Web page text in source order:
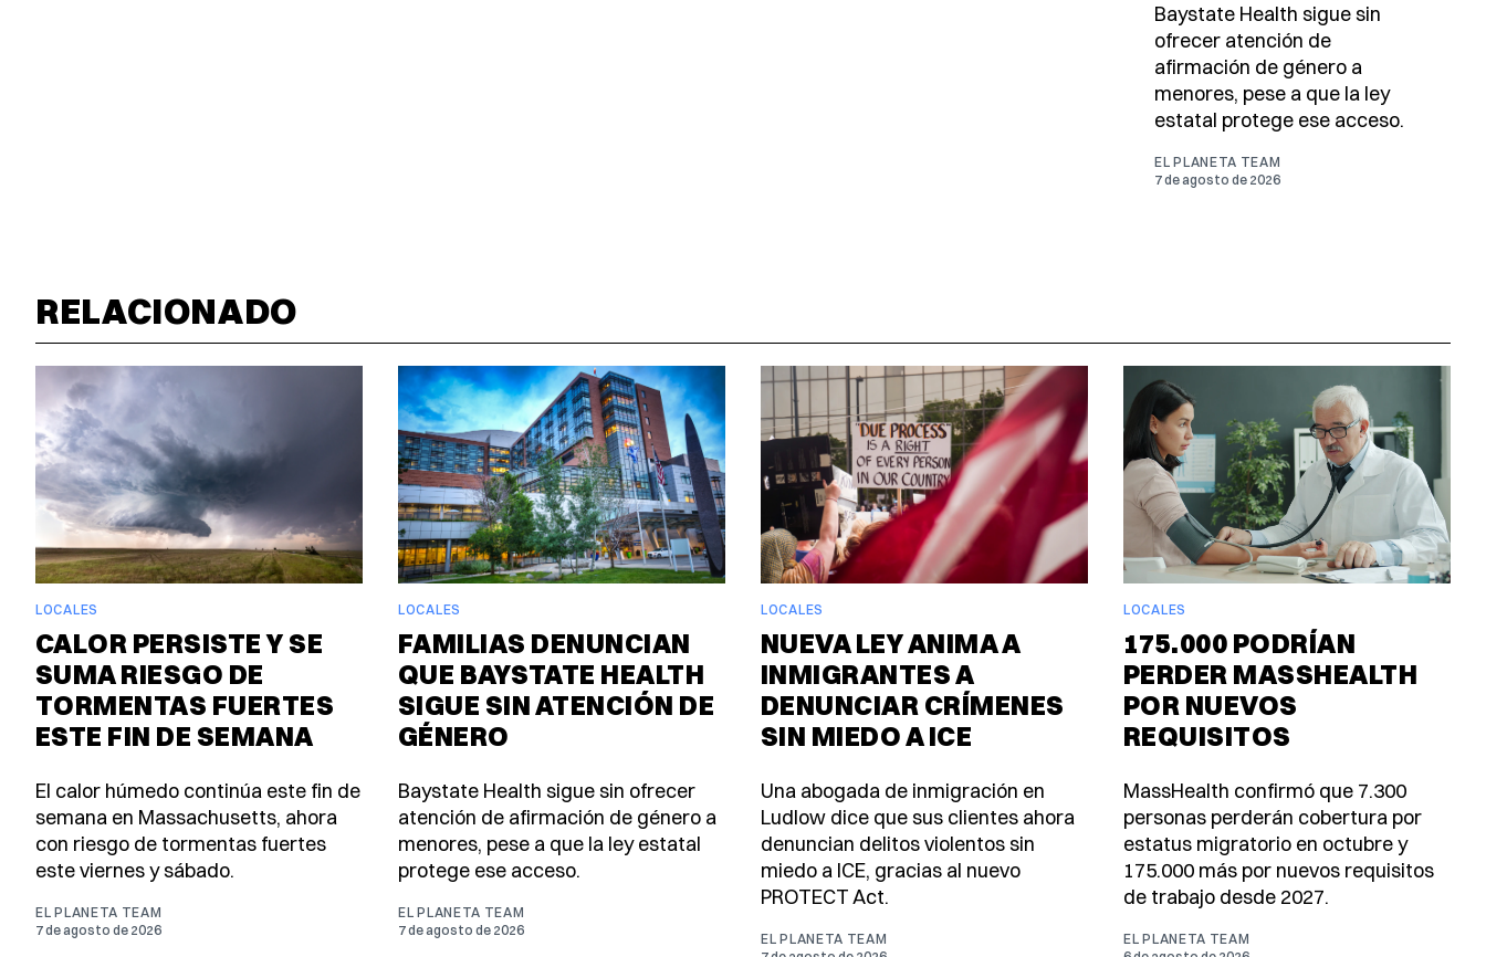
Baystate Health sigue sin
ofrecer atención de
afirmación de género a
menores, pese a que la ley
estatal protege ese acceso.
EL PLANETA TEAM
7 de agosto de 2026
RELACIONADO
LOCALES
CALOR PERSISTE Y SE
SUMA RIESGO DE
TORMENTAS FUERTES
ESTE FIN DE SEMANA
El calor húmedo continúa este fin de
semana en Massachusetts, ahora
con riesgo de tormentas fuertes
este viernes y sábado.
EL PLANETA TEAM
7 de agosto de 2026
LOCALES
FAMILIAS DENUNCIAN
QUE BAYSTATE HEALTH
SIGUE SIN ATENCIÓN DE
GÉNERO
Baystate Health sigue sin ofrecer
atención de afirmación de género a
menores, pese a que la ley estatal
protege ese acceso.
EL PLANETA TEAM
7 de agosto de 2026
LOCALES
NUEVA LEY ANIMA A
INMIGRANTES A
DENUNCIAR CRÍMENES
SIN MIEDO A ICE
Una abogada de inmigración en
Ludlow dice que sus clientes ahora
denuncian delitos violentos sin
miedo a ICE, gracias al nuevo
PROTECT Act.
EL PLANETA TEAM
LOCALES
175.000 PODRÍAN
PERDER MASSHEALTH
POR NUEVOS
REQUISITOS
MassHealth confirmó que 7.300
personas perderán cobertura por
estatus migratorio en octubre y
175.000 más por nuevos requisitos
de trabajo desde 2027.
EL PLANETA TEAM